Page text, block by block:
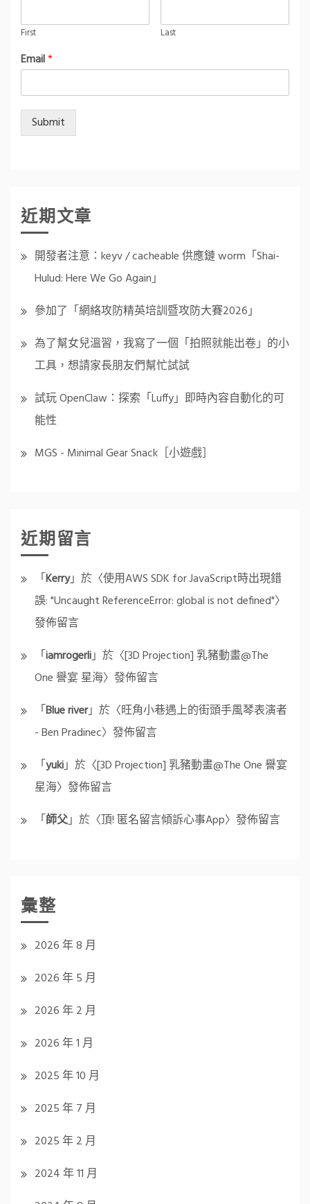
First Last
Email*
Submit
近期文章
開發者注意：keyv / cacheable 供應鏈 worm「Shai-
Hulud: Here We Go Again」
參加了「網絡攻防精英培訓暨攻防大賽2026」
為了幫女兒溫習，我寫了一個「拍照就能出卷」的小
工具，想請家長朋友們幫忙試試
試玩 OpenClaw：探索「Luffy」即時內容自動化的可
能性
MGS - Minimal Gear Snack［小遊戲］
近期留言
「Kerry」於〈使用AWS SDK for JavaScript時出現錯
誤: "Uncaught ReferenceError: global is not defined"〉
發佈留言
「iamrogerli」於〈[3D Projection] 乳豬動畫@The
One 譽宴 星海〉發佈留言
「Blue river」於〈旺角小巷遇上的街頭手風琴表演者
- Ben Pradinec〉發佈留言
「yuki」於〈[3D Projection] 乳豬動畫@The One 譽宴
星海〉發佈留言
「師父」於〈頂! 匿名留言傾訴心事App〉發佈留言
彙整
2026 年 8 月
2026 年 5 月
2026 年 2 月
2026 年 1 月
2025 年 10 月
2025 年 7 月
2025 年 2 月
2024 年 11 月